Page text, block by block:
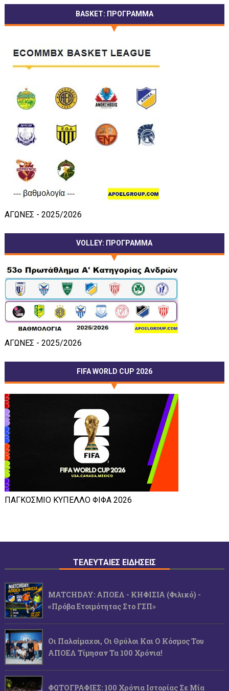
BASKET: ΠΡΟΓΡΑΜΜΑ
ΑΓΩΝΕΣ - 2025/2026
VOLLEY: ΠΡΟΓΡΑΜΜΑ
ΑΓΩΝΕΣ - 2025/2026
FIFA WORLD CUP 2026
ΠΑΓΚΟΣΜΙΟ ΚΥΠΕΛΛΟ ΦΙΦΑ 2026
ΤΕΛΕΥΤΑΙΕΣ ΕΙΔΗΣΕΙΣ
MATCHDAY: ΑΠΟΕΛ - ΚΗΦΙΣΙΑ (φιλικό) -
«Πρόβα Ετοιμότητας Στο ΓΣΠ»
Οι Παλαίμαχοι, Οι Θρύλοι Και Ο Κόσμος Του
ΑΠΟΕΛ Τίμησαν Τα 100 Χρόνια!
ΦΩΤΟΓΡΑΦΙΕΣ: 100 Χρόνια Ιστορίας Σε Μία